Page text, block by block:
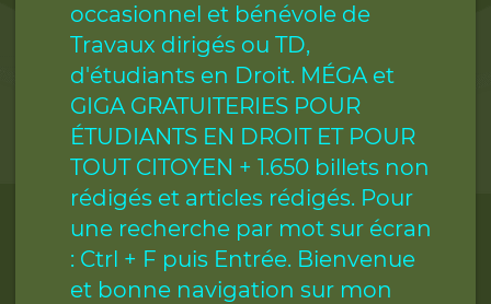
occasionnel et bénévole de
Travaux dirigés ou TD,
d'étudiants en Droit. MÉGA et
GIGA GRATUITERIES POUR
ÉTUDIANTS EN DROIT ET POUR
TOUT CITOYEN + 1.650 billets non
rédigés et articles rédigés. Pour
une recherche par mot sur écran
: Ctrl + F puis Entrée. Bienvenue
et bonne navigation sur mon